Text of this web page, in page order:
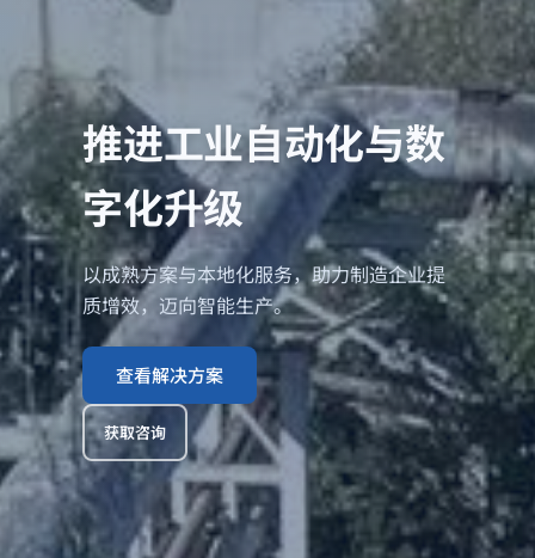
推进工业自动化与数
字化升级
以成熟方案与本地化服务，助力制造企业提
质增效，迈向智能生产。
查看解决方案
获取咨询